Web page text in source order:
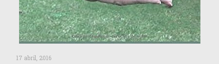
17 abril, 2016